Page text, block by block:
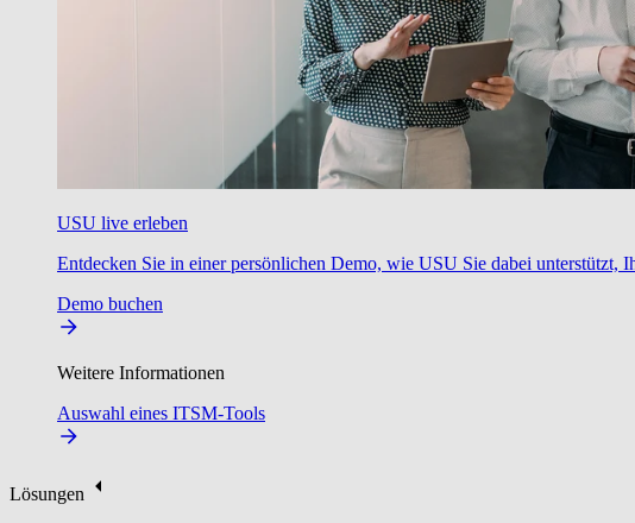
USU live erleben
Entdecken Sie in einer persönlichen Demo, wie USU Sie dabei unterstützt,
Demo buchen
Weitere Informationen
Auswahl eines ITSM-Tools
Lösungen